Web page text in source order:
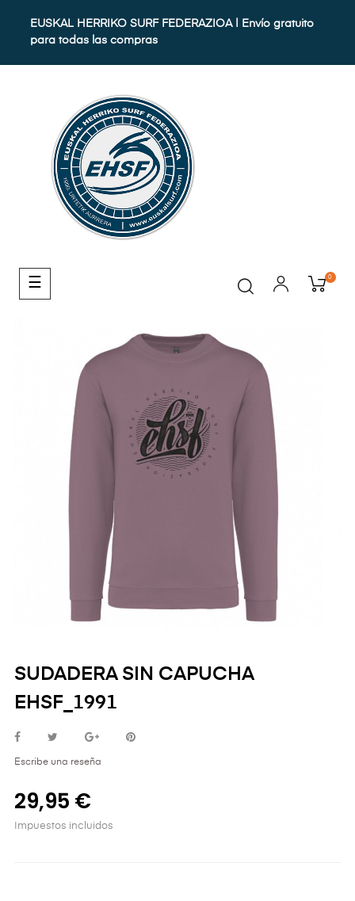
EUSKAL HERRIKO SURF FEDERAZIOA | Envío gratuito
para todas las compras
Navegación
de
☰ 0
SUDADERA SIN CAPUCHA
EHSF_1991
Escribe una reseña
29,95 €
Impuestos incluidos